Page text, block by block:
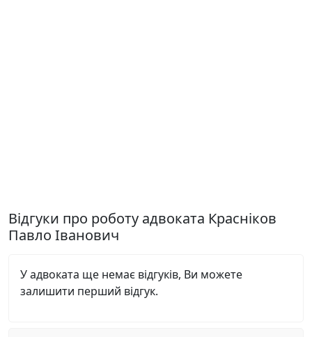
Відгуки про роботу адвоката Красніков
Павло Іванович
У адвоката ще немає відгуків, Ви можете
залишити перший відгук.